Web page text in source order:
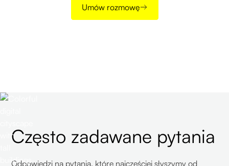
Umów rozmowę
Często zadawane pytania
Odpowiedzi na pytania, które najczęściej słyszymy od